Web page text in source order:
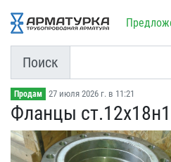
Поиск
Продам 27 июля 2026 г. в 11:21
Фланцы